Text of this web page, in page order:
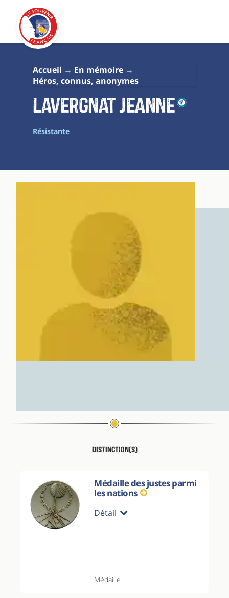
Accueil
En mémoire
Héros, connus, anonymes
Lavergnat Jeanne
Résistante
Distinction(s)
Médaille des justes parmi
les nations
Détail
Médaille